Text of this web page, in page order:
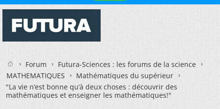
Forum
Futura-Sciences : les forums de la science
MATHEMATIQUES
Mathématiques du supérieur
"La vie n’est bonne qu’à deux choses : découvrir des
mathématiques et enseigner les mathématiques!"